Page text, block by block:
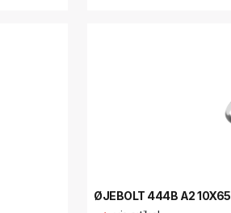
ØJEBOLT 444B A2 10X65